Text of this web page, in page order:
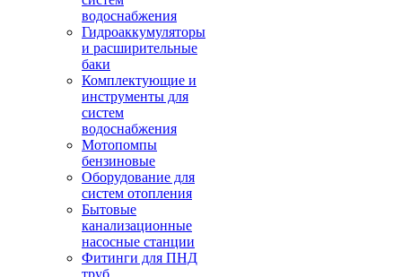
водоснабжения
Гидроаккумуляторы
и расширительные
баки
Комплектующие и
инструменты для
систем
водоснабжения
Мотопомпы
бензиновые
Оборудование для
систем отопления
Бытовые
канализационные
насосные станции
Фитинги для ПНД
труб